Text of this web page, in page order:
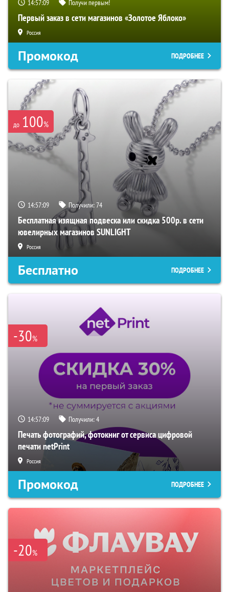
14:57:08 Получи первым!
Первый заказ в сети магазинов «Золотое Яблоко»
Россия
Промокод ПОДРОБНЕЕ
до 100%
14:57:08 Получили:74
Бесплатная изящная подвеска или скидка 500р. в сети
ювелирных магазинов SUNLIGHT
Россия
Бесплатно ПОДРОБНЕЕ
-30%
14:57:08 Получили:4
Печать фотографий, фотокниг от сервиса цифровой
печати netPrint
Россия
Промокод ПОДРОБНЕЕ
-20%